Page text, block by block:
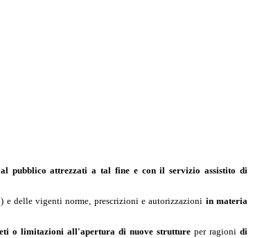
pubblico attrezzati a tal fine e con il servizio assistito di
) e delle vigenti norme, prescrizioni e autorizzazioni in materia
o limitazioni all'apertura di nuove struttureper ragionidi